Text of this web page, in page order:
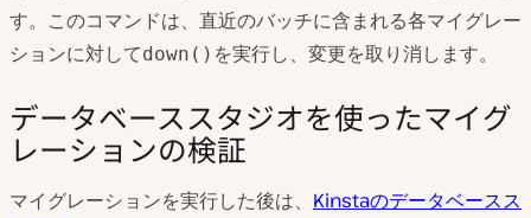
す。このコマンドは、直近のバッチに含まれる各マイグレー
ションに対してdown() を実行し、変更を取り消します。
データベーススタジオを使ったマイグ
レーションの検証
マイグレーションを実行した後は、 Kinstaのデータベースス